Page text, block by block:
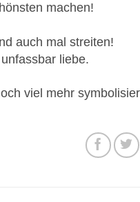
machen!
auch mal streiten!
liebe.
viel mehr